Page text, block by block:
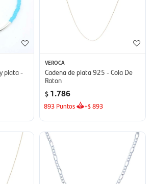
plata -
VEROCA
Cadena de plata 925 - Cola De
Raton
$ 1.786
893 Puntos +$893